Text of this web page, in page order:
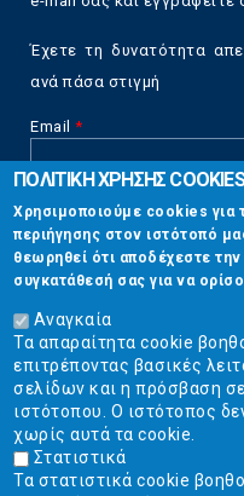
Έχετε τη δυνατότητα
ανά πάσα στιγμή
Email *
CAPTCHA
This
question is
for testing
whether or
not you are a
human visitor
and to
prevent
automated
spam
submissions.
5+2
Επικοινωνία
Στουρνάρη 17, Αθήνα
2103304444
info@ekpizo.gr
www.ekpizo.gr
Δευ - Πεμ:10:00 πμ -
ΠΟΛΙΤΙΚΗ ΧΡΗΣΗΣ COOKIES
Χρησιμοποιούμε cookies για
περιήγησης στον ιστότοπό
θεωρηθεί ότι αποδέχεστε
συγκατάθεσή σας για να
Αναγκαία
Τα απαραίτητα cookie
επιτρέποντας βασικές
σελίδων και η πρόσβαση
ιστότοπου. Ο ιστότοπος
χωρίς αυτά τα cookie.
Στατιστικά
Τα στατιστικά cookie